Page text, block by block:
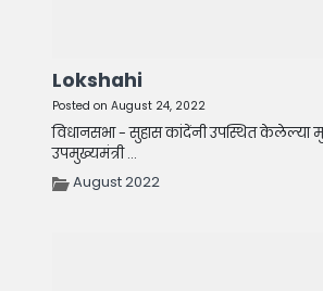
Lokshahi
Posted on August 24, 2022
विधानसभा - सुहास कांदेंनी उपस्थित केलेल्या
उपमुख्यमंत्री ...
August 2022